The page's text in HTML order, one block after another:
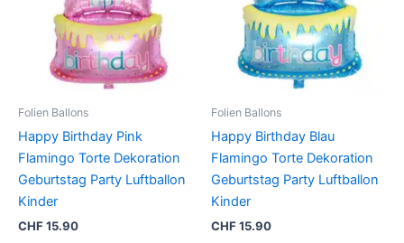
Folien Ballons
Happy Birthday Pink
Flamingo Torte Dekoration
Geburtstag Party Luftballon
Kinder
CHF15.90
Folien Ballons
Happy Birthday Blau
Flamingo Torte Dekoration
Geburtstag Party Luftballon
Kinder
CHF15.90